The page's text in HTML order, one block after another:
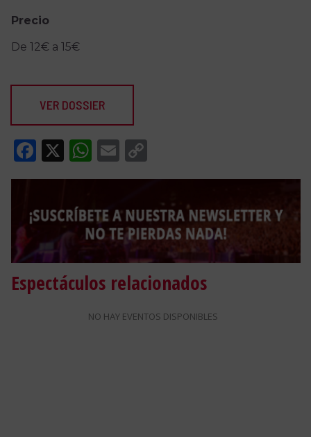
Precio
De 12€ a 15€
VER DOSSIER
Facebook
X WhatsApp
Email
Link
Espectáculos relacionados
NO HAY EVENTOS DISPONIBLES